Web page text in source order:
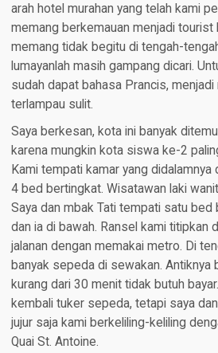
arah hotel murahan yang telah kami
memang berkemauan menjadi tourist
memang tidak begitu di tengah-
lumayanlah masih gampang dicari.
sudah dapat bahasa Prancis, menjadi
terlampau sulit.
Saya berkesan, kota ini banyak
karena mungkin kota siswa ke-2
Kami tempati kamar yang didalamnya
4 bed bertingkat. Wisatawan laki
Saya dan mbak Tati tempati satu bed
dan ia di bawah. Ransel kami titipkan
jalanan dengan memakai metro. Di
banyak sepeda di sewakan. Antiknya
kurang dari 30 menit tidak butuh
kembali tuker sepeda, tetapi saya
jujur saja kami berkeliling-keliling
Quai St. Antoine.